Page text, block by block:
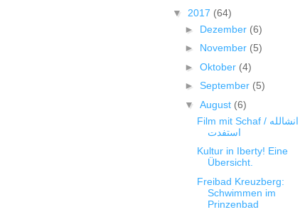
▼ 2017 (64)
► Dezember (6)
► November (5)
► Oktober (4)
► September (5)
▼ August (6)
Film mit Schaf / انشالله
استفدت
Kultur in Iberty! Eine
Übersicht.
Freibad Kreuzberg:
Schwimmen im
Prinzenbad